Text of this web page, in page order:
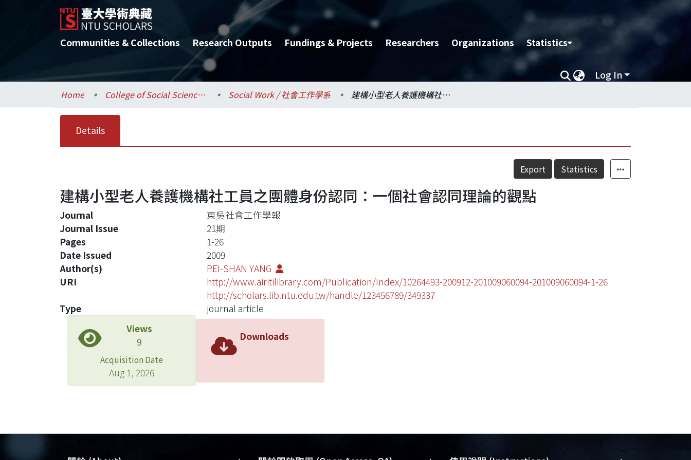
Communities & Collections Research Outputs Fundings & Projects Researchers Organizations Statistics
Log In
Home College of Social Sciences / 社會科學院 Social Work / 社會工作學系 建構小型老人養護機構社工員之團體身份認同：一個社會認同理論的觀點
Details
Export Statistics
建構小型老人養護機構社工員之團體身份認同：一個社會認同理論的觀點
Journal
東吳社會工作學報
Journal Issue
21期
Pages
1-26
Date Issued
2009
Author(s)
PEI-SHAN YANG
URI
http://www.airitilibrary.com/Publication/Index/10264493-200912-201009060094-201009060094-1-26
http://scholars.lib.ntu.edu.tw/handle/123456789/349337
Type
journal article
Views
9
Acquisition Date
Aug 1, 2026
Downloads